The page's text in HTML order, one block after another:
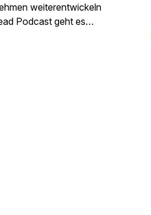
weiterentwickeln
Podcast geht es
garniert mit
Einschüben. Jede